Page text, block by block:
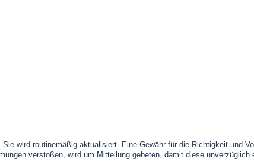
wird routinemäßig aktualisiert. Eine Gewähr für die Richtigkeit und
verstoßen, wird um Mitteilung gebeten, damit diese unverzüglich